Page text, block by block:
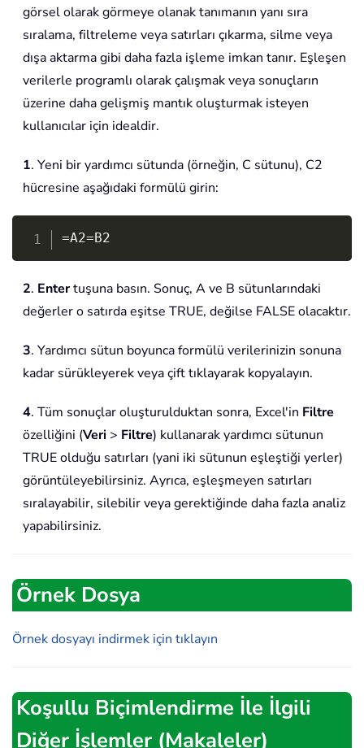
görsel olarak görmeye olanak tanımanın yanı sıra
sıralama, filtreleme veya satırları çıkarma, silme veya
dışa aktarma gibi daha fazla işleme imkan tanır. Eşleşen
verilerle programlı olarak çalışmak veya sonuçların
üzerine daha gelişmiş mantık oluşturmak isteyen
kullanıcılar için idealdir.
1. Yeni bir yardımcı sütunda (örneğin, C sütunu), C2
hücresine aşağıdaki formülü girin:
=A2=B2
2. Entertuşuna basın. Sonuç, A ve B sütunlarındaki
değerler o satırda eşitse TRUE, değilse FALSE olacaktır.
3. Yardımcı sütun boyunca formülü verilerinizin sonuna
kadar sürükleyerek veya çift tıklayarak kopyalayın.
4. Tüm sonuçlar oluşturulduktan sonra, Excel'in Filtre
özelliğini (Veri > Filtre) kullanarak yardımcı sütunun
TRUE olduğu satırları (yani iki sütunun eşleştiği yerler)
görüntüleyebilirsiniz. Ayrıca, eşleşmeyen satırları
sıralayabilir, silebilir veya gerektiğinde daha fazla analiz
yapabilirsiniz.
Örnek Dosya
Örnek dosyayı indirmek için tıklayın
Koşullu Biçimlendirme İle İlgili
Diğer İşlemler (Makaleler)